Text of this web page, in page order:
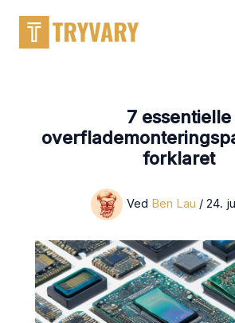
indhold
7 essentielle
forklaret
Ved Ben Lau / 24.